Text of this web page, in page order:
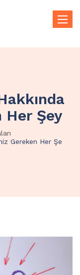
Her Şey
Gereken Her Şe